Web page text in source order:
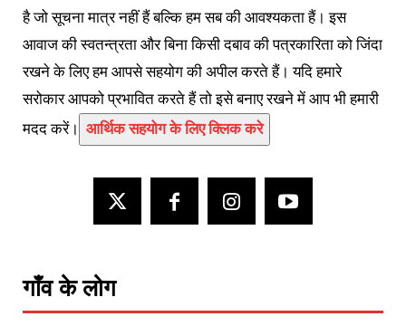
है जो सूचना मात्र नहीं हैं बल्कि हम सब की आवश्यकता हैं। इस
आवाज की स्वतन्त्रता और बिना किसी दबाव की पत्रकारिता को जिंदा
रखने के लिए हम आपसे सहयोग की अपील करते हैं। यदि हमारे
सरोकार आपको प्रभावित करते हैं तो इसे बनाए रखने में आप भी हमारी
मदद करें। आर्थिक सहयोग के लिए क्लिक करे
गाँव के लोग